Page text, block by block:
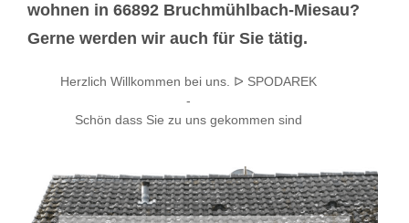
wohnen in 66892 Bruchmühlbach-Miesau?
Gerne werden wir auch für Sie tätig.
Herzlich Willkommen bei uns. ᐅ SPODAREK
-
Schön dass Sie zu uns gekommen sind